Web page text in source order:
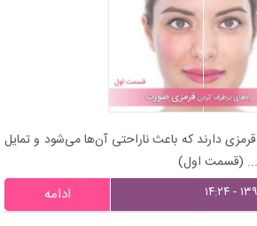
دارند که باعث ناراحتی آن‌ها می‌شود و تمایل
(قسمت اول)
ادامه